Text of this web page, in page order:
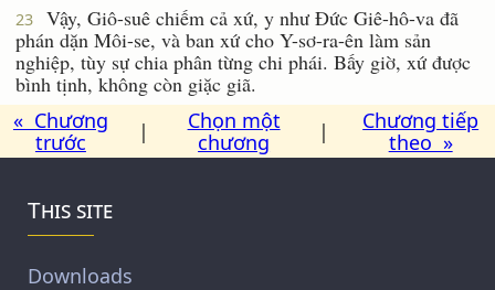
23
Vậy, Giô-suê chiếm cả xứ, y như Ðức Giê-hô-va đã
phán dặn Môi-se, và ban xứ cho Y-sơ-ra-ên làm sản
nghiệp, tùy sự chia phân từng chi phái. Bấy giờ, xứ được
bình tịnh, không còn giặc giã.
« Chương
trước
|
Chọn một
chương
|
Chương tiếp
theo »
This site
Downloads